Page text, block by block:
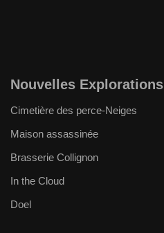
Nouvelles Explorations
Cimetière des perce-Neiges
Maison assassinée
Brasserie Collignon
In the Cloud
Doel